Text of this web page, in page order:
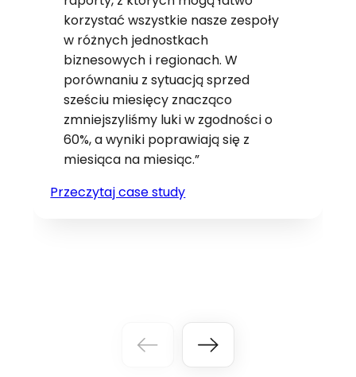
korzystać wszystkie nasze zespoły
w różnych jednostkach
biznesowych i regionach. W
porównaniu z sytuacją sprzed
sześciu miesięcy znacząco
zmniejszyliśmy luki w zgodności o
60%, a wyniki poprawiają się z
miesiąca na miesiąc.”
Przeczytaj case study